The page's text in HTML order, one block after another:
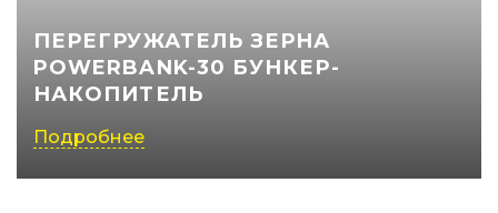
ПЕРЕГРУЖАТЕЛЬ ЗЕРНА
POWERBANK-30 БУНКЕР-
НАКОПИТЕЛЬ
Подробнее